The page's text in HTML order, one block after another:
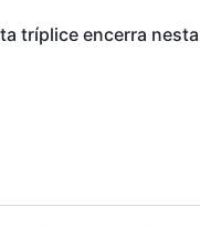
tríplice encerra